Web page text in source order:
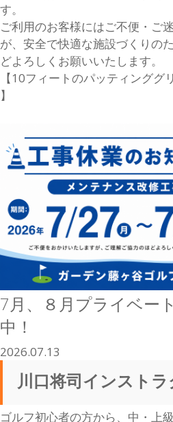
す。
ご利用のお客様にはご不便・ご
が、安全で快適な施設づくりの
どよろしくお願いいたします。
【10フィートのパッティンググ
】
7月、８月プライベー
中！
2026.07.13
川口将司インスト
ゴルフ初心者の方から、中・上